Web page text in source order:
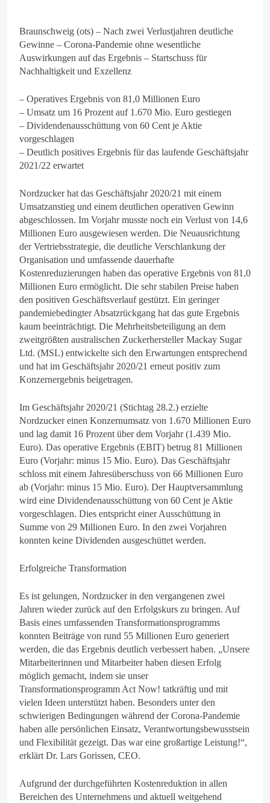
Braunschweig (ots) – Nach zwei Verlustjahren deutliche
Gewinne – Corona-Pandemie ohne wesentliche
Auswirkungen auf das Ergebnis – Startschuss für
Nachhaltigkeit und Exzellenz
– Operatives Ergebnis von 81,0 Millionen Euro
– Umsatz um 16 Prozent auf 1.670 Mio. Euro gestiegen
– Dividendenausschüttung von 60 Cent je Aktie
vorgeschlagen
– Deutlich positives Ergebnis für das laufende Geschäftsjahr
2021/22 erwartet
Nordzucker hat das Geschäftsjahr 2020/21 mit einem
Umsatzanstieg und einem deutlichen operativen Gewinn
abgeschlossen. Im Vorjahr musste noch ein Verlust von 14,6
Millionen Euro ausgewiesen werden. Die Neuausrichtung
der Vertriebsstrategie, die deutliche Verschlankung der
Organisation und umfassende dauerhafte
Kostenreduzierungen haben das operative Ergebnis von 81,0
Millionen Euro ermöglicht. Die sehr stabilen Preise haben
den positiven Geschäftsverlauf gestützt. Ein geringer
pandemiebedingter Absatzrückgang hat das gute Ergebnis
kaum beeinträchtigt. Die Mehrheitsbeteiligung an dem
zweitgrößten australischen Zuckerhersteller Mackay Sugar
Ltd. (MSL) entwickelte sich den Erwartungen entsprechend
und hat im Geschäftsjahr 2020/21 erneut positiv zum
Konzernergebnis beigetragen.
Im Geschäftsjahr 2020/21 (Stichtag 28.2.) erzielte
Nordzucker einen Konzernumsatz von 1.670 Millionen Euro
und lag damit 16 Prozent über dem Vorjahr (1.439 Mio.
Euro). Das operative Ergebnis (EBIT) betrug 81 Millionen
Euro (Vorjahr: minus 15 Mio. Euro). Das Geschäftsjahr
schloss mit einem Jahresüberschuss von 66 Millionen Euro
ab (Vorjahr: minus 15 Mio. Euro). Der Hauptversammlung
wird eine Dividendenausschüttung von 60 Cent je Aktie
vorgeschlagen. Dies entspricht einer Ausschüttung in
Summe von 29 Millionen Euro. In den zwei Vorjahren
konnten keine Dividenden ausgeschüttet werden.
Erfolgreiche Transformation
Es ist gelungen, Nordzucker in den vergangenen zwei
Jahren wieder zurück auf den Erfolgskurs zu bringen. Auf
Basis eines umfassenden Transformationsprogramms
konnten Beiträge von rund 55 Millionen Euro generiert
werden, die das Ergebnis deutlich verbessert haben. „Unsere
Mitarbeiterinnen und Mitarbeiter haben diesen Erfolg
möglich gemacht, indem sie unser
Transformationsprogramm Act Now! tatkräftig und mit
vielen Ideen unterstützt haben. Besonders unter den
schwierigen Bedingungen während der Corona-Pandemie
haben alle persönlichen Einsatz, Verantwortungsbewusstsein
und Flexibilität gezeigt. Das war eine großartige Leistung!“,
erklärt Dr. Lars Gorissen, CEO.
Aufgrund der durchgeführten Kostenreduktion in allen
Bereichen des Unternehmens und aktuell weitgehend